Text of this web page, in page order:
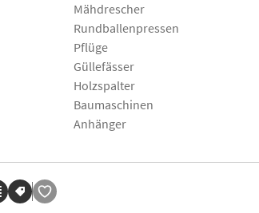
Mähdrescher
Rundballenpressen
Pflüge
Güllefässer
Holzspalter
Baumaschinen
Anhänger